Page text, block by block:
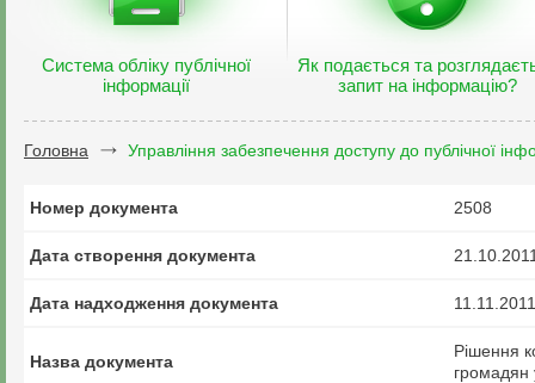
Система обліку публічної
інформації
Як подається та
запит на інформацію?
Головна Управління забезпечення доступу до публічної
Номер документа 2508
Дата створення документа
Дата надходження документа 11.11.2011
Назва документа
Рішення
громадян